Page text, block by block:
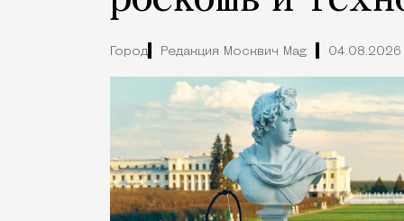
Город Редакция Москвич Mag 04.08.2026